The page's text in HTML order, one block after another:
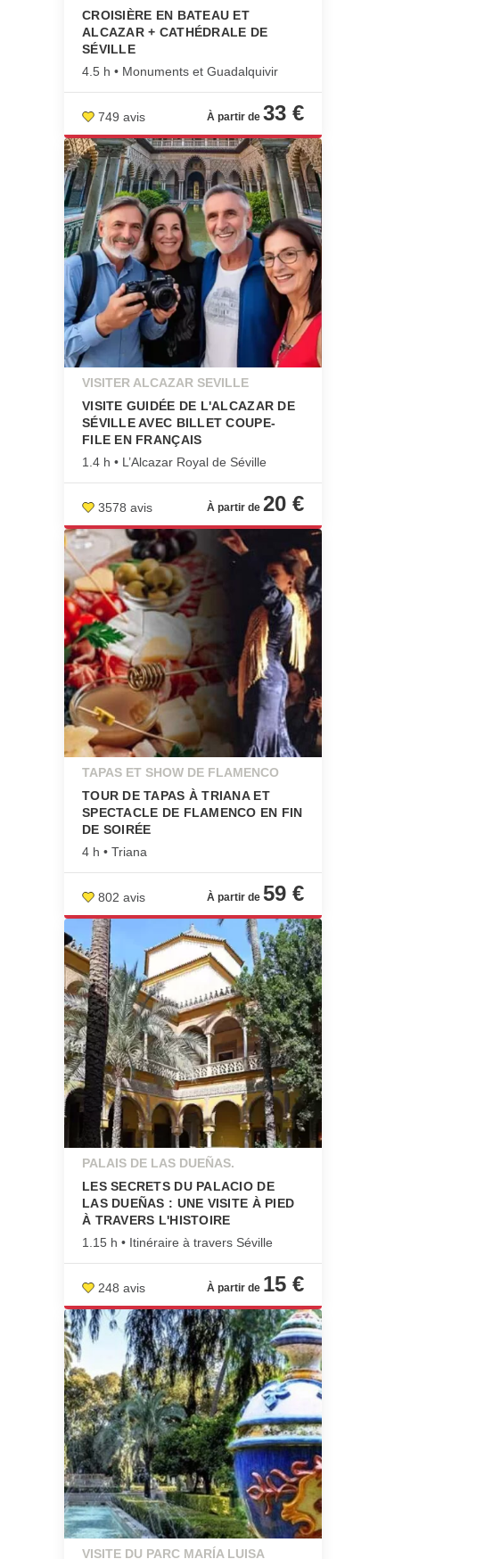
CROISIÈRE EN BATEAU ET
ALCAZAR + CATHÉDRALE DE
SÉVILLE
4.5 h • Monuments et Guadalquivir
749 avis 33 €
VISITER ALCAZAR SEVILLE
VISITE GUIDÉE DE L'ALCAZAR DE
SÉVILLE AVEC BILLET COUPE-
FILE EN FRANÇAIS
1.4 h • L’Alcazar Royal de Séville
3578 avis 20 €
TAPAS ET SHOW DE FLAMENCO
TOUR DE TAPAS À TRIANA ET
SPECTACLE DE FLAMENCO EN FIN
DE SOIRÉE
4 h • Triana
802 avis 59 €
PALAIS DE LAS DUEÑAS.
LES SECRETS DU PALACIO DE
LAS DUEÑAS : UNE VISITE À PIED
À TRAVERS L'HISTOIRE
1.15 h • Itinéraire à travers Séville
248 avis 15 €
VISITE DU PARC MARÍA LUISA